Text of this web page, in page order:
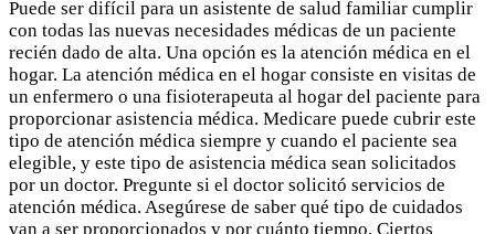
Puede ser difícil para un asistente de salud familiar cumplir
con todas las nuevas necesidades médicas de un paciente
recién dado de alta. Una opción es la atención médica en el
hogar. La atención médica en el hogar consiste en visitas de
un enfermero o una fisioterapeuta al hogar del paciente para
proporcionar asistencia médica. Medicare puede cubrir este
tipo de atención médica siempre y cuando el paciente sea
elegible, y este tipo de asistencia médica sean solicitados
por un doctor. Pregunte si el doctor solicitó servicios de
atención médica. Asegúrese de saber qué tipo de cuidados
van a ser proporcionados y por cuánto tiempo. Ciertos